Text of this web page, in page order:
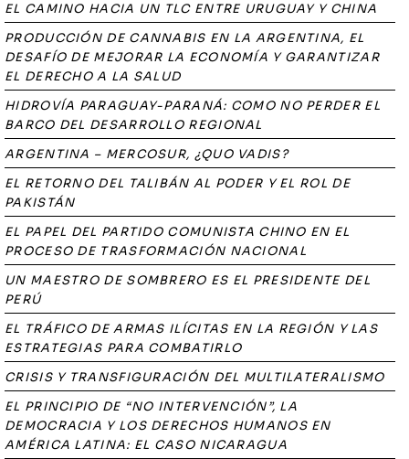
EL CAMINO HACIA UN TLC ENTRE URUGUAY Y CHINA
PRODUCCIÓN DE CANNABIS EN LA ARGENTINA, EL
DESAFÍO DE MEJORAR LA ECONOMÍA Y GARANTIZAR
EL DERECHO A LA SALUD
HIDROVÍA PARAGUAY-PARANÁ: COMO NO PERDER EL
BARCO DEL DESARROLLO REGIONAL
ARGENTINA – MERCOSUR, ¿QUO VADIS?
EL RETORNO DEL TALIBÁN AL PODER Y EL ROL DE
PAKISTÁN
EL PAPEL DEL PARTIDO COMUNISTA CHINO EN EL
PROCESO DE TRASFORMACIÓN NACIONAL
UN MAESTRO DE SOMBRERO ES EL PRESIDENTE DEL
PERÚ
EL TRÁFICO DE ARMAS ILÍCITAS EN LA REGIÓN Y LAS
ESTRATEGIAS PARA COMBATIRLO
CRISIS Y TRANSFIGURACIÓN DEL MULTILATERALISMO
EL PRINCIPIO DE “NO INTERVENCIÓN”, LA
DEMOCRACIA Y LOS DERECHOS HUMANOS EN
AMÉRICA LATINA: EL CASO NICARAGUA